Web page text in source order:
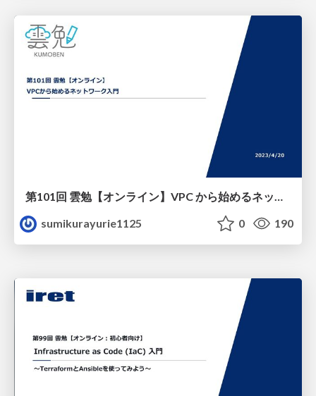
sumikurayurie1125
0 190